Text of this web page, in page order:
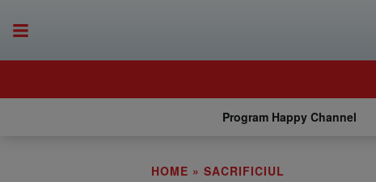
Program Happy Channel
HOME » SACRIFICIUL